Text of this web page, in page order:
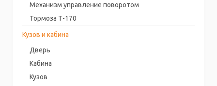
Механизм управление поворотом
Тормоза Т-170
Кузов и кабина
Дверь
Кабина
Кузов